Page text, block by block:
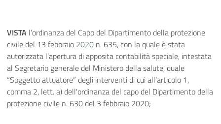
VISTA l’ordinanzadel Capo del Dipartimento della protezione
civile del 13 febbraio 2020 n. 635, con la quale è stata
autorizzata l’apertura di apposita contabilità speciale, intestata
al Segretario generale del Ministero della salute, quale
“Soggetto attuatore” degli interventi di cui all’articolo 1,
comma 2, lett. a) dell'ordinanza del capo del Dipartimento della
protezione civile n. 630 del 3 febbraio 2020;